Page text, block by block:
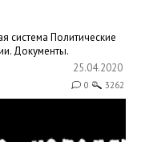
система Политические
Документы.
25.04.2020
0 3262